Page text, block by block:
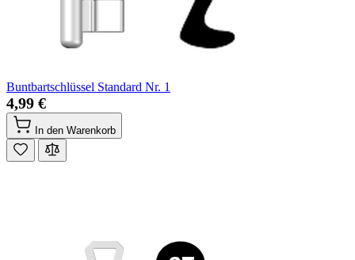
Buntbartschlüssel Standard Nr. 1
4,99 €
In den Warenkorb